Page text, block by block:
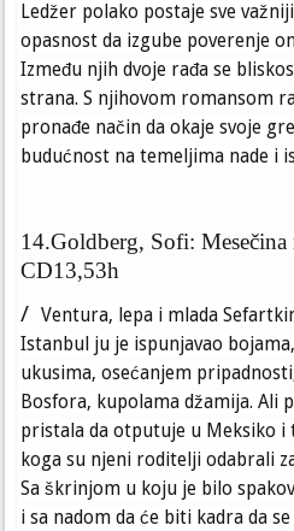
Ledžer polako postaje sve
opasnost da izgube poverenje
Između njih dvoje rađa se
strana. S njihovom romansom
pronađe način da okaje svoje
budućnost na temeljima nade i
14.Goldberg, Sofi:
CD13,53h
/Ventura, lepa i mlada
Istanbul ju je ispunjavao
ukusima, osećanjem
Bosfora, kupolama džamija. Ali
pristala da otputuje u Meksiko i
koga su njeni roditelji odabrali
Sa škrinjom u koju je bilo
i sa nadom da će biti kadra da